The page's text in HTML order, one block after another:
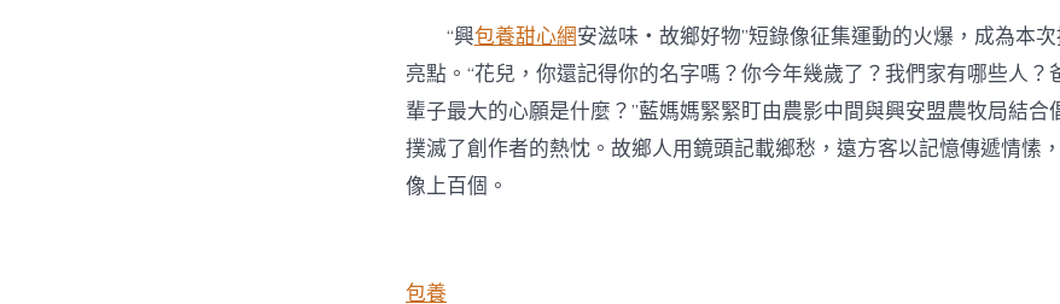
“興包養甜心網安滋味・故鄉好物”短錄像征集運動的火爆，成為本
亮點。“花兒，你還記得你的名字嗎？你今年幾歲了？我們家有哪些人？
輩子最大的心願是什麼？”藍媽媽緊緊盯由農影中間與興安盟農牧局結合
撲滅了創作者的熱忱。故鄉人用鏡頭記載鄉愁，遠方客以記憶傳遞情愫
像上百個。
包養